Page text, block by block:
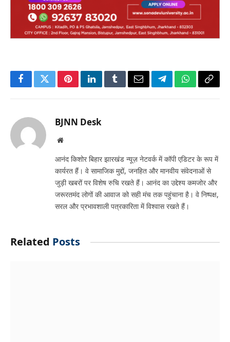
FacebookTwitterPinterestLinkedInTumblrEmailTelegramWhatsApp
Copy
BJNN Desk
Website
आनंद किशोर बिहार झारखंड न्यूज़ नेटवर्क में कॉपी एडिटर के रूप में
कार्यरत हैं। वे सामाजिक मुद्दों, जनहित और मानवीय संवेदनाओं से
जुड़ी खबरों पर विशेष रुचि रखते हैं। आनंद का उद्देश्य कमजोर और
जरूरतमंद लोगों की आवाज को सही मंच तक पहुंचाना है। वे निष्पक्ष,
सरल और प्रभावशाली पत्रकारिता में विश्वास रखते हैं।
Related Posts